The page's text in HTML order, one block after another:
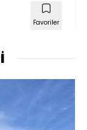
Favoriler